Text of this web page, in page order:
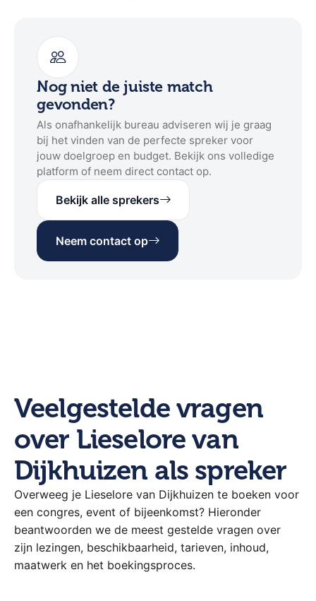
Nog niet de juiste match
gevonden?
Als onafhankelijk bureau adviseren wij je graag
bij het vinden van de perfecte spreker voor
jouw doelgroep en budget. Bekijk ons volledige
platform of neem direct contact op.
Bekijk alle sprekers
Neem contact op
Veelgestelde vragen
over Lieselore van
Dijkhuizen als spreker
Overweeg je Lieselore van Dijkhuizen te boeken voor
een congres, event of bijeenkomst? Hieronder
beantwoorden we de meest gestelde vragen over
zijn lezingen, beschikbaarheid, tarieven, inhoud,
maatwerk en het boekingsproces.